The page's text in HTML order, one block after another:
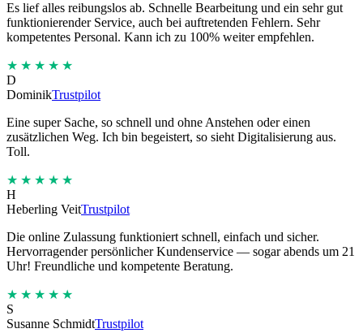
Es lief alles reibungslos ab. Schnelle Bearbeitung und ein sehr gut
funktionierender Service, auch bei auftretenden Fehlern. Sehr
kompetentes Personal. Kann ich zu 100% weiter empfehlen.
★★★★★
D
DominikTrustpilot
Eine super Sache, so schnell und ohne Anstehen oder einen
zusätzlichen Weg. Ich bin begeistert, so sieht Digitalisierung aus.
Toll.
★★★★★
H
Heberling VeitTrustpilot
Die online Zulassung funktioniert schnell, einfach und sicher.
Hervorragender persönlicher Kundenservice — sogar abends um 21
Uhr! Freundliche und kompetente Beratung.
★★★★★
S
Susanne SchmidtTrustpilot